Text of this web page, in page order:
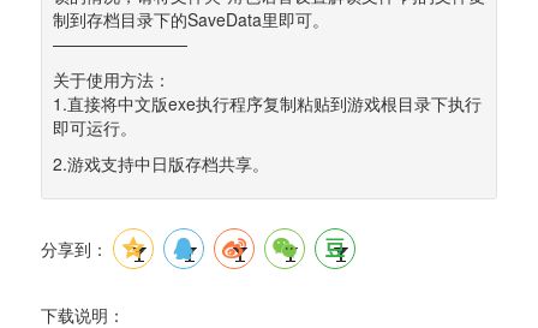
制到存档目录下的SaveData里即可。
————————
关于使用方法：
1.直接将中文版exe执行程序复制粘贴到游戏根目录下执行
即可运行。
2.游戏支持中日版存档共享。
分享到：
下载说明：